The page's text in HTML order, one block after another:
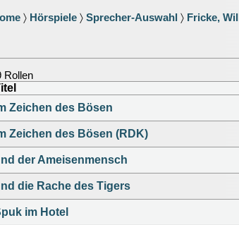
〉 Hörspiele 〉 Sprecher-Auswahl 〉 Fricke,
Rollen
Zeichen des Bösen
Zeichen des Bösen (RDK)
der Ameisenmensch
die Rache des Tigers
im Hotel